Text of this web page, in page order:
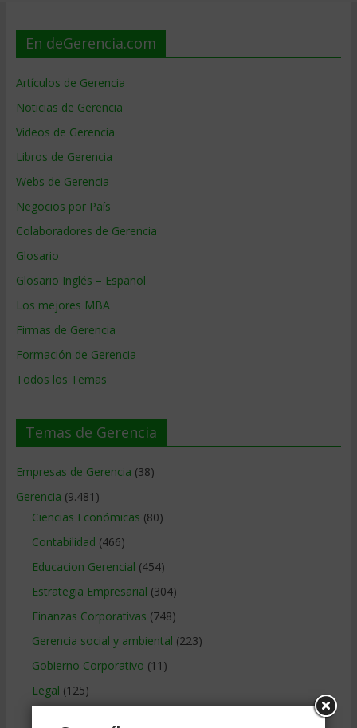
En deGerencia.com
Artículos de Gerencia
Noticias de Gerencia
Videos de Gerencia
Libros de Gerencia
Webs de Gerencia
Negocios por País
Colaboradores de Gerencia
Glosario
Glosario Inglés – Español
Los mejores MBA
Firmas de Gerencia
Formación de Gerencia
Todos los Temas
Temas de Gerencia
Empresas de Gerencia (38)
Gerencia (9.481)
Ciencias Económicas (80)
Contabilidad (466)
Educacion Gerencial (454)
Estrategia Empresarial (304)
Finanzas Corporativas (748)
Gerencia social y ambiental (223)
Gobierno Corporativo (11)
Legal (125)